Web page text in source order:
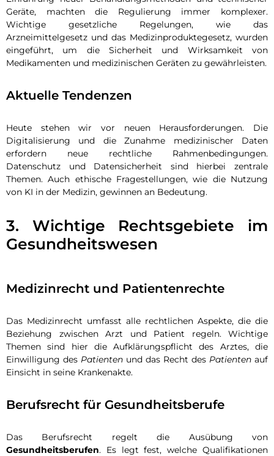
Geräte, machten die Regulierung immer komplexer.
Wichtige gesetzliche Regelungen, wie das
Arzneimittelgesetz und das Medizinproduktegesetz, wurden
eingeführt, um die Sicherheit und Wirksamkeit von
Medikamenten und medizinischen Geräten zu gewährleisten.
Aktuelle Tendenzen
Heute stehen wir vor neuen Herausforderungen. Die
Digitalisierung und die Zunahme medizinischer Daten
erfordern neue rechtliche Rahmenbedingungen.
Datenschutz und Datensicherheit sind hierbei zentrale
Themen. Auch ethische Fragestellungen, wie die Nutzung
von KI in der Medizin, gewinnen an Bedeutung.
3. Wichtige Rechtsgebiete im
Gesundheitswesen
Medizinrecht und Patientenrechte
Das Medizinrecht umfasst alle rechtlichen Aspekte, die die
Beziehung zwischen Arzt und Patient regeln. Wichtige
Themen sind hier die Aufklärungspflicht des Arztes, die
Einwilligung des Patienten und das Recht des Patienten auf
Einsicht in seine Krankenakte.
Berufsrecht für Gesundheitsberufe
Das Berufsrecht regelt die Ausübung von
Gesundheitsberufen. Es legt fest, welche Qualifikationen